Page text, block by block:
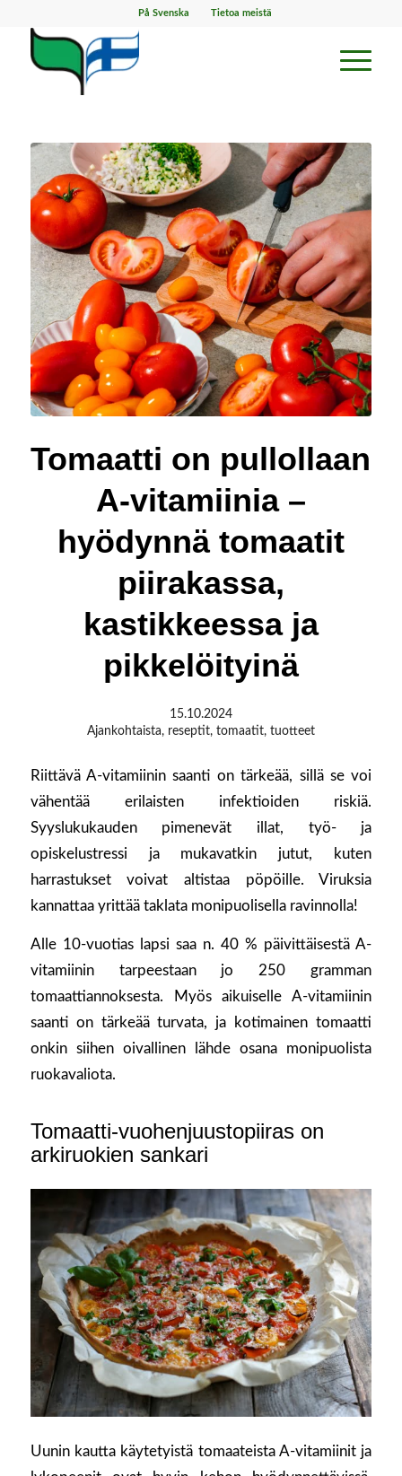
På Svenska Tietoa meistä
Tomaatti on pullollaan
A-vitamiinia –
hyödynnä tomaatit
piirakassa,
kastikkeessa ja
pikkelöityinä
15.10.2024
Ajankohtaista, reseptit, tomaatit, tuotteet
Riittävä A-vitamiinin saanti on tärkeää, sillä se voi
vähentää erilaisten infektioiden riskiä.
Syyslukukauden pimenevät illat, työ- ja
opiskelustressi ja mukavatkin jutut, kuten
harrastukset voivat altistaa pöpöille. Viruksia
kannattaa yrittää taklata monipuolisella ravinnolla!
Alle 10-vuotias lapsi saa n. 40 % päivittäisestä A-
vitamiinin tarpeestaan jo 250 gramman
tomaattiannoksesta. Myös aikuiselle A-vitamiinin
saanti on tärkeää turvata, ja kotimainen tomaatti
onkin siihen oivallinen lähde osana monipuolista
ruokavaliota.
Tomaatti-vuohenjuustopiiras on
arkiruokien sankari
Uunin kautta käytetyistä tomaateista A-vitamiinit ja